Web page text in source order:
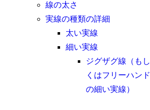
線の太さ
実線の種類の詳細
太い実線
細い実線
ジグザグ線（もし
くはフリーハンド
の細い実線）